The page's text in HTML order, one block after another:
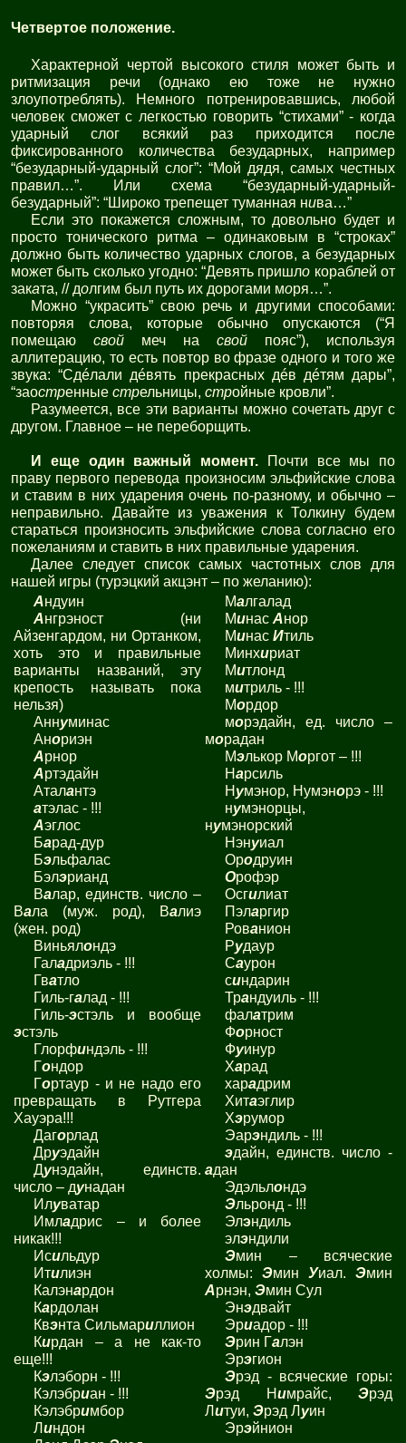
Четвертое положение.
Характерной чертой высокого стиля может быть и
ритмизация речи (однако ею тоже не нужно
злоупотреблять). Немного потренировавшись, любой
человек сможет с легкостью говорить “стихами” - когда
ударный слог всякий раз приходится после
фиксированного количества безударных, например
“безударный-ударный слог”: “Мой дядя, самых честных
правил…”. Или схема “безударный-ударный-
безударный”: “Широко трепещет туманная нива…”
Если это покажется сложным, то довольно будет и
просто тонического ритма – одинаковым в “строках”
должно быть количество ударных слогов, а безударных
может быть сколько угодно: “Девять пришло кораблей от
заката, // долгим был путь их дорогами моря…”.
Можно “украсить” свою речь и другими способами:
повторяя слова, которые обычно опускаются (“Я
помещаю свой меч на свой пояс”), используя
аллитерацию, то есть повтор во фразе одного и того же
звука: “Сдéлали дéвять прекрасных дéв дéтям дары”,
“заостренные стрельницы, стройные кровли”.
Разумеется, все эти варианты можно сочетать друг с
другом. Главное – не переборщить.
И еще один важный момент. Почти все мы по
праву первого перевода произносим эльфийские слова
и ставим в них ударения очень по-разному, и обычно –
неправильно. Давайте из уважения к Толкину будем
стараться произносить эльфийские слова согласно его
пожеланиям и ставить в них правильные ударения.
Далее следует список самых частотных слов для
нашей игры (турэцкий акцэнт – по желанию):
Андуин
Ангрэност (ни
Айзенгардом, ни Ортанком,
хоть это и правильные
варианты названий, эту
крепость называть пока
нельзя)
Аннуминас
Анориэн
Арнор
Артэдайн
Аталантэ
атэлас - !!!
Аэглос
Барад-дур
Бэльфалас
Бэлэрианд
Валар, единств. число –
Вала (муж. род), Валиэ
(жен. род)
Виньялондэ
Галадриэль - !!!
Гватло
Гиль-галад - !!!
Гиль-эстэль и вообще
эстэль
Глорфиндэль - !!!
Гондор
Гортаур - и не надо его
превращать в Рутгера
Хауэра!!!
Дагорлад
Друэдайн
Дунэдайн, единств.
число – дунадан
Илуватар
Имладрис – и более
никак!!!
Исильдур
Итилиэн
Калэнардон
Кардолан
Квэнта Сильмариллион
Кирдан – а не как-то
еще!!!
Кэлэборн - !!!
Кэлэбриан - !!!
Кэлэбримбор
Линдон
Малгалад
МинасАнор
МинасИтиль
Минхириат
Митлонд
митриль - !!!
Мордор
морэдайн, ед. число –
морадан
Мэлькор Моргот – !!!
Нарсиль
Н умэнор, Нумэнорэ - !!!
нумэнорцы,
нумэнорский
Нэнуиал
Ородруин
Орофэр
Осгилиат
Пэларгир
Рованион
Рудаур
Саурон
синдарин
Трандуиль - !!!
фалатрим
Форност
Фуинур
Харад
харадрим
Хитаэглир
Хэрумор
Эарэндиль - !!!
эдайн, единств. число -
адан
Эдэльлондэ
Эльронд - !!!
Элэндиль
элэндили
Эмин – всяческие
холмы: Эмин Уиал. Эмин
Арнэн, Эмин Сул
Энэдвайт
Эриадор - !!!
Эрин Галэн
Эрэгион
Эрэд - всяческие горы:
Эрэд Нимрайс, Эрэд
Литуи, Эрэд Л уин
Эрэйнион